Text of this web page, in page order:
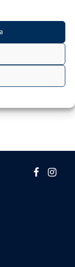
Śląskiego w
ustalenia